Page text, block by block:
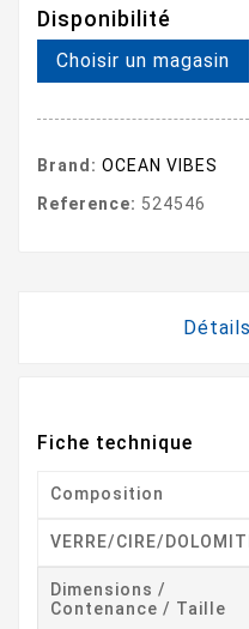
Disponibilité
Choisir un magasin
Brand: OCEAN VIBES
Reference: 524546
Fiche technique
Composition
VERRE/CIRE/
Dimensions /
Contenance / Taille